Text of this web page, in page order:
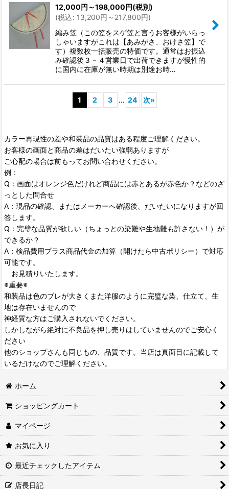
12,000円 ～198,000円(税別)
(税込: 13,200円 ～217,800円)
編み笠（この笠をスゲ笠と言うお客様がいらっ
しゃいますがこれは【あみがさ、おけさ笠】で
す）複数枚一括販売の特価です。通常はお振込
み確認後３－４営業日で出荷できますが慢性的
に国内に在庫が無い時期は別途お時…
1 2 3 ... 24 次»
カラー再現性の差や和装品の品質はある程度ご理解ください。
お客様の画面と商品の差はだいたい強弱ありますが
ご心配の場合は前もってお問い合わせください。
例：
Q：画面はオレンジ色だけれど商品には赤とあるが赤色か？などのざ
っとした問合せ
A：現品の確認、またはメーカーへ確認後、だいたいになりますが回
答します。
Q：完璧な品質が欲しい（ちょっとの染難や生地難も許さない！）が
できるか？
A：検品費用プラス商品代金の加算（開けたら中古ポリシー）で対応
可能です。
お見積りいたします。
※重要※
和装品は色のブレが大きくまた洋服のように完璧な染、仕立て、生
地は存在いませんので
神経質な方はご購入されないでください。
しかしながら絶対に不良品を押し売りはしていませんのでご安心く
ださい
他のショップさんも同じもの、品質です。当店は真面目に記載して
いるだけなのでご理解ください。
ホーム
ショッピングカート
マイページ
お気に入り
最近チェックしたアイテム
店長日記